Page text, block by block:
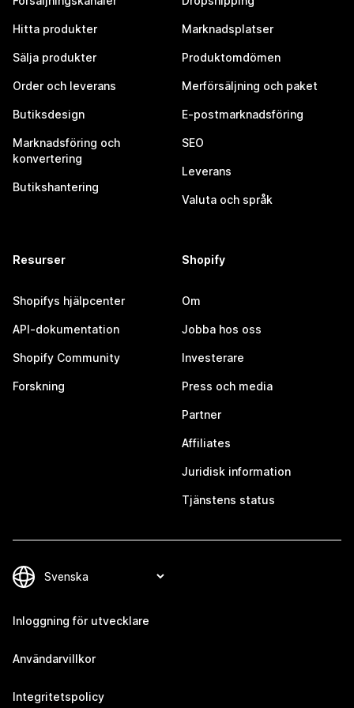
Hitta produkter
Sälja produkter
Order och leverans
Butiksdesign
Marknadsföring och
konvertering
Butikshantering
Marknadsplatser
Produktomdömen
Merförsäljning och paket
E-postmarknadsföring
SEO
Leverans
Valuta och språk
Resurser
Shopifys hjälpcenter
API-dokumentation
Shopify Community
Forskning
Shopify
Om
Jobba hos oss
Investerare
Press och media
Partner
Affiliates
Juridisk information
Tjänstens status
Inloggning för utvecklare
Användarvillkor
Integritetspolicy